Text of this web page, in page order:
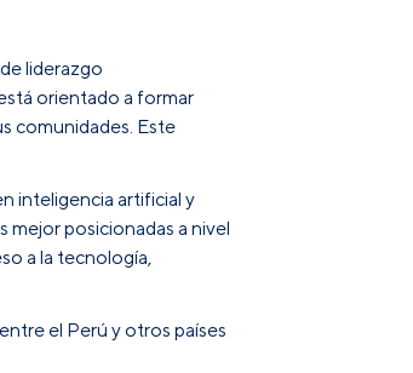
liderazgo
orientado a formar
comunidades. Este
inteligencia artificial y
mejor posicionadas a nivel
a la tecnología,
el Perú y otros países